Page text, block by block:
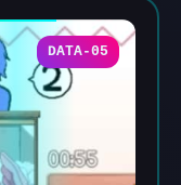
DATA-05